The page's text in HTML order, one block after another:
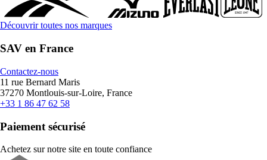
Découvrir toutes nos marques
SAV en France
Contactez-nous
11 rue Bernard Maris
37270 Montlouis-sur-Loire, France
+33 1 86 47 62 58
Paiement sécurisé
Achetez sur notre site en toute confiance